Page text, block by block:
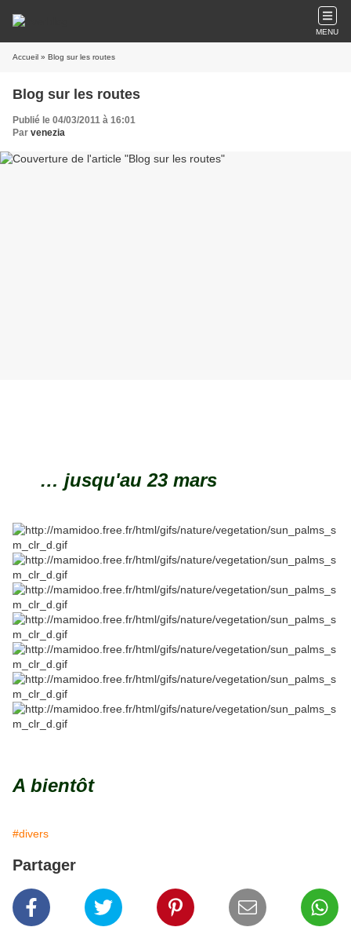
MENU
Accueil » Blog sur les routes
Blog sur les routes
Publié le 04/03/2011 à 16:01
Par venezia
… jusqu'au 23 mars
A bientôt
#divers
Partager